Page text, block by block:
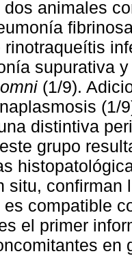
animales
rinotraqueítis
supurativa
(1/9).
(1/
distintiva
grupo
situ, confirman
compatible
el primer
en